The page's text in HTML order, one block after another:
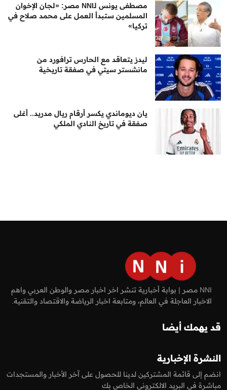
مصطفى يونس لـNNI مصر: «لجان الإخوان
المسلمين ستبدأ العمل على محمد صلاح في
تركيا»
ليدز يتعاقد مع الحارس ترافورد من
مانشستر سيتي في صفقة تاريخية
يان ديوماندي يكسر أرقام ريال مدريد.. أغلى
صفقة في تاريخ النادي الملكي
NNI مصر | بوابة أخبارية تنشر اخر اخبار مصر والوطن العربي واهم
الاخبار العاجلة في العالم، ومتابعة اخبار الرياضة والاقتصاد والتقنية.
قد يهمك أيضا
النشرة الإخبارية
انضم إلى قائمة المشتركين لدينا للحصول على آخر الأخبار والمستجدات
مباشرة في البريد الالكتروني الخاص بك